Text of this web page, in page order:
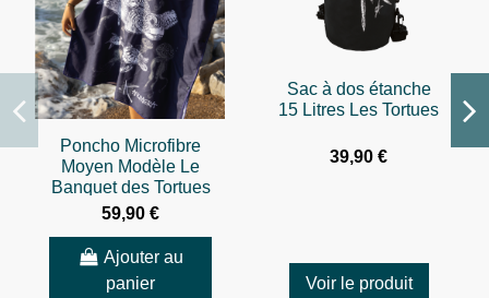
Poncho Microfibre
Moyen Modèle Le
Banquet des Tortues
59,90 €
Ajouter au
panier
Sac à dos étanche
15 Litres Les Tortues
39,90 €
Voir le produit